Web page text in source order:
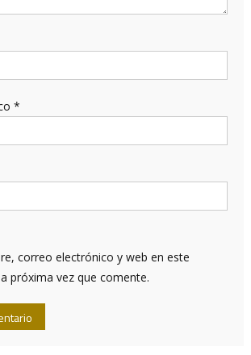
*
correo electrónico y web en este
próxima vez que comente.